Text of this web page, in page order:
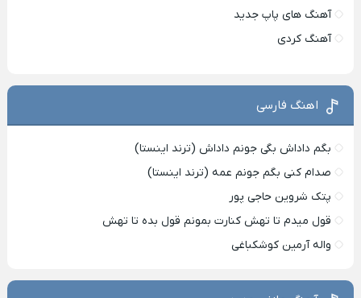
آهنگ های پاپ جدید
آهنگ کردی
اهنگ فارسی
بگم داداش بگی جونم داداش (ترند اینستا)
صدام کنی بگم جونم عمه (ترند اینستا)
پتک شروین حاجی پور
قول میدم تا تهش کنارت بمونم قول بده تا تهش
واله آرمین کوشکباغی